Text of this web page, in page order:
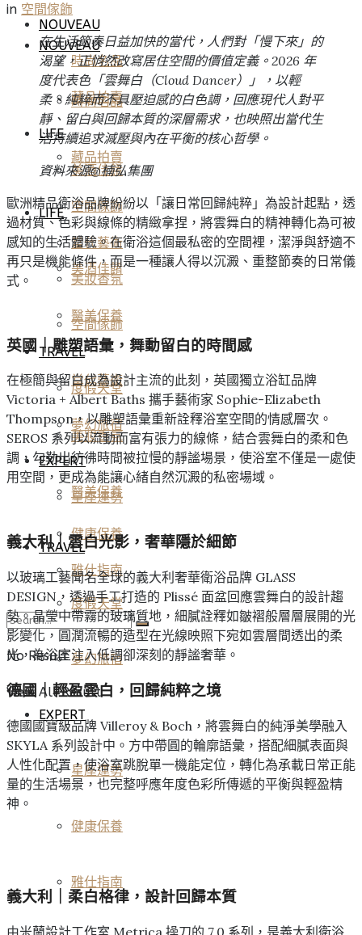
NOUVEAU
時尚名品
藏品拍賣
LIFE
美酒佳餚
空間傢飾
當代藝術
美妝香氛
醫美保養
TRAVEL
度假天堂
夢幻旅宿
EXPERT
星座運勢
健康保養
雅仕指南
NOUVEAU
時尚名品
藏品拍賣
LIFE
美酒佳餚
空間傢飾
當代藝術
美妝香氛
醫美保養
TRAVEL
度假天堂
夢幻旅宿
EXPERT
星座運勢
健康保養
雅仕指南
No Result
View All Result
in 空間傢飾
在生活節奏日益加快的當代，人們對「慢下來」的
渴望，正悄然改寫居住空間的價值定義。2026 年
度代表色「雲舞白（Cloud Dancer）」，以輕
柔、純粹而不具壓迫感的白色調，回應現代人對平
靜、留白與回歸本質的深層需求，也映照出當代生
活持續追求減壓與內在平衡的核心哲學。
資料來源@楠弘集團
歐洲精品衛浴品牌紛紛以「讓日常回歸純粹」為設計起點，透
過材質、色彩與線條的精緻拿捏，將雲舞白的精神轉化為可被
感知的生活體驗。在衛浴這個最私密的空間裡，潔淨與舒適不
再只是機能條件，而是一種讓人得以沉澱、重整節奏的日常儀
式。
英國｜雕塑語彙，舞動留白的時間感
在極簡與留白成為設計主流的此刻，英國獨立浴缸品牌
Victoria + Albert Baths 攜手藝術家 Sophie-Elizabeth
Thompson，以雕塑語彙重新詮釋浴室空間的情感層次。
SEROS 系列以流動而富有張力的線條，結合雲舞白的柔和色
調，勾勒出彷彿時間被拉慢的靜謐場景，使浴室不僅是一處使
用空間，更成為能讓心緒自然沉澱的私密場域。
義大利｜雲白光影，奢華隱於細節
以玻璃工藝聞名全球的義大利奢華衛浴品牌 GLASS
DESIGN，透過手工打造的 Plissé 面盆回應雲舞白的設計趨
勢。晶瑩中帶霧的玻璃質地，細膩詮釋如皺褶般層層展開的光
影變化，圓潤流暢的造型在光線映照下宛如雲層間透出的柔
光，為浴室注入低調卻深刻的靜謐奢華。
德國｜輕盈雲白，回歸純粹之境
德國國寶級品牌 Villeroy & Boch，將雲舞白的純淨美學融入
SKYLA 系列設計中。方中帶圓的輪廓語彙，搭配細膩表面與
人性化配置，使浴室跳脫單一機能定位，轉化為承載日常正能
量的生活場景，也完整呼應年度色彩所傳遞的平衡與輕盈精
神。
義大利｜柔白格律，設計回歸本質
由米蘭設計工作室 Metrica 操刀的 7.0 系列，是義大利衛浴